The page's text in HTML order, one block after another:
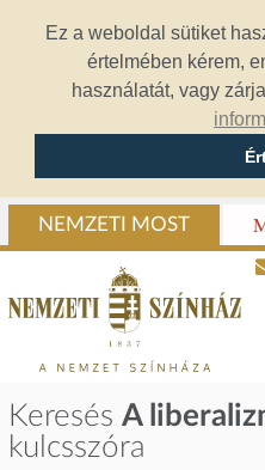
Ez a weboldal sütiket
értelmében kérem,
használatát, vagy
NEMZETI MOST
Keresés A
kulcsszóra